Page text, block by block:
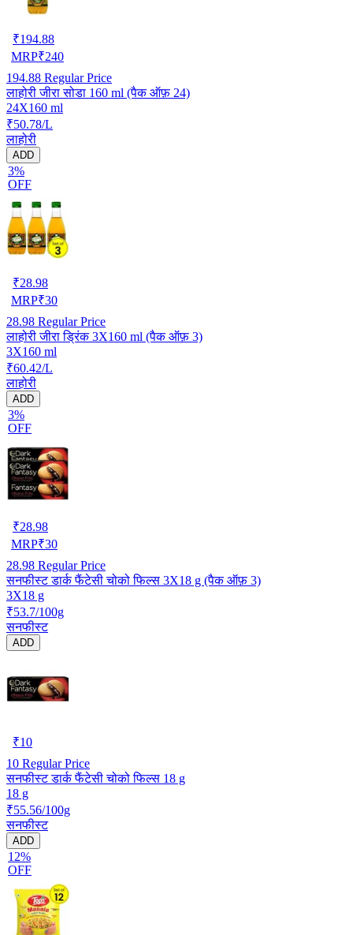
₹194.88
MRP₹240
194.88 Regular Price
लाहोरी जीरा सोडा 160 ml (पैक ऑफ़ 24)
24X160 ml
₹50.78/L
लाहोरी
ADD
3%
OFF
₹28.98
MRP₹30
28.98 Regular Price
लाहोरी जीरा ड्रिंक 3X160 ml (पैक ऑफ़ 3)
3X160 ml
₹60.42/L
लाहोरी
ADD
3%
OFF
₹28.98
MRP₹30
28.98 Regular Price
सनफीस्ट डार्क फैंटेसी चोको फिल्स 3X18 g (पैक ऑफ़ 3)
3X18 g
₹53.7/100g
सनफीस्ट
ADD
₹10
10 Regular Price
सनफीस्ट डार्क फैंटेसी चोको फिल्स 18 g
18 g
₹55.56/100g
सनफीस्ट
ADD
12%
OFF